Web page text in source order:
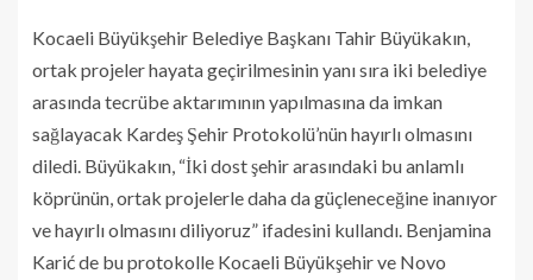
Kocaeli Büyükşehir Belediye Başkanı Tahir Büyükakın,
ortak projeler hayata geçirilmesinin yanı sıra iki belediye
arasında tecrübe aktarımının yapılmasına da imkan
sağlayacak Kardeş Şehir Protokolü’nün hayırlı olmasını
diledi. Büyükakın, “İki dost şehir arasındaki bu anlamlı
köprünün, ortak projelerle daha da güçleneceğine inanıyor
ve hayırlı olmasını diliyoruz” ifadesini kullandı. Benjamina
Karić de bu protokolle Kocaeli Büyükşehir ve Novo